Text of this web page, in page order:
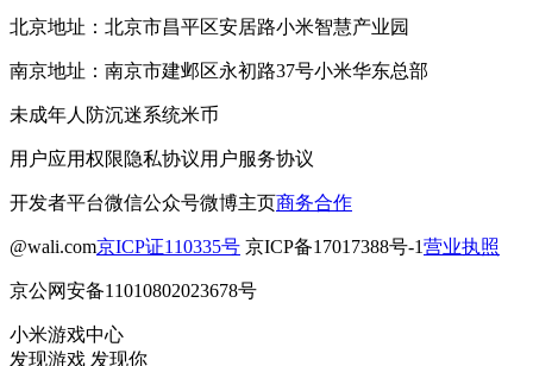
北京地址：北京市昌平区安居路小米智慧产业园
南京地址：南京市建邺区永初路37号小米华东总部
未成年人防沉迷系统米币
用户应用权限隐私协议用户服务协议
开发者平台微信公众号微博主页商务合作
@wali.com京ICP证110335号 京ICP备17017388号-1营业执照
京公网安备11010802023678号
小米游戏中心
发现游戏 发现你